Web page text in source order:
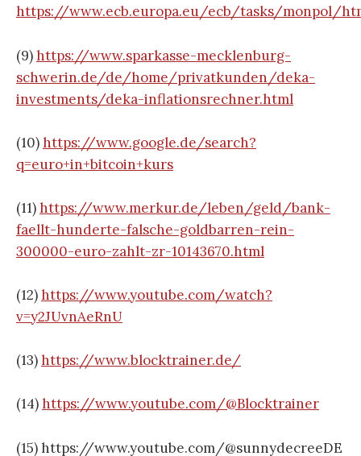
https://www.ecb.europa.eu/ecb/tasks/monpol/
(9)https://www.sparkasse-mecklenburg-
schwerin.de/de/home/privatkunden/deka-
investments/deka-inflationsrechner.html
(10)https://www.google.de/search?
q=euro+in+bitcoin+kurs
(11)https://www.merkur.de/leben/geld/bank-
faellt-hunderte-falsche-goldbarren-rein-
300000-euro-zahlt-zr-10143670.html
(12)https://www.youtube.com/watch?
v=y2JUvnAeRnU
(13)https://www.blocktrainer.de/
(14)https://www.youtube.com/@Blocktrainer
(15) https://www.youtube.com/@sunnydecreeDE